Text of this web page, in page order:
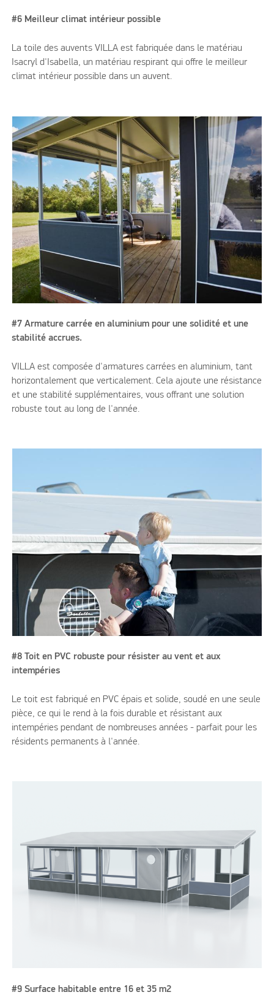
#6 Meilleur climat intérieur possible
La toile des auvents VILLA est fabriquée dans le matériau
Isacryl d'Isabella, un matériau respirant qui offre le meilleur
climat intérieur possible dans un auvent.
#7 Armature carrée en aluminium pour une solidité et une
stabilité accrues.
VILLA est composée d'armatures carrées en aluminium, tant
horizontalement que verticalement. Cela ajoute une résistance
et une stabilité supplémentaires, vous offrant une solution
robuste tout au long de l'année.
#8 Toit en PVC robuste pour résister au vent et aux
intempéries
Le toit est fabriqué en PVC épais et solide, soudé en une seule
pièce, ce qui le rend à la fois durable et résistant aux
intempéries pendant de nombreuses années - parfait pour les
résidents permanents à l'année.
#9 Surface habitable entre 16 et 35 m2